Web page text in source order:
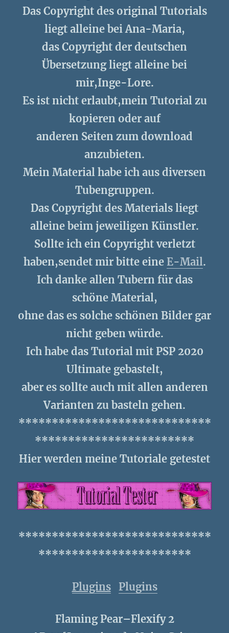
Das Copyright des original Tutorials
liegt alleine bei Ana-Maria,
das Copyright der deutschen
Übersetzung liegt alleine bei
mir,Inge-Lore.
Es ist nicht erlaubt,mein Tutorial zu
kopieren oder auf
anderen Seiten zum download
anzubieten.
Mein Material habe ich aus diversen
Tubengruppen.
Das Copyright des Materials liegt
alleine beim jeweiligen Künstler.
Sollte ich ein Copyright verletzt
haben,sendet mir bitte eine E-Mail.
Ich danke allen Tubern für das
schöne Material,
ohne das es solche schönen Bilder gar
nicht geben würde.
Ich habe das Tutorial mit PSP 2020
Ultimate gebastelt,
aber es sollte auch mit allen anderen
Varianten zu basteln gehen.
*****************************
************************
Hier werden meine Tutoriale getestet
*****************************
***********************
Plugins Plugins
Flaming Pear–Flexify 2